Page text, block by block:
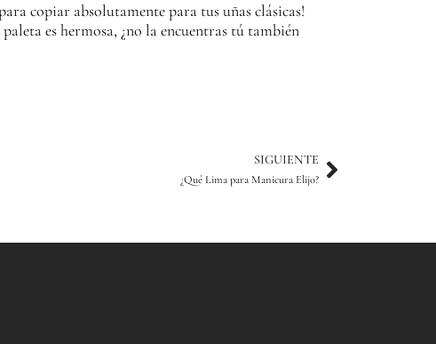
copiar absolutamente para tus uñas clásicas!
paleta es hermosa, ¿no la encuentras tú también
SIGUIENTE
¿Qué Lima para Manicura Elijo?
Siguiente